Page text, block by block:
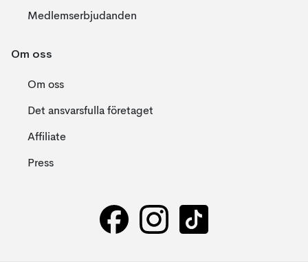
Medlemserbjudanden
Om oss
Om oss
Det ansvarsfulla företaget
Affiliate
Press